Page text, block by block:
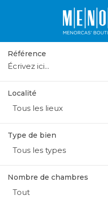
Référence
Localité
Tous les lieux
Type de bien
Tous les types
Nombre de chambres
Tout